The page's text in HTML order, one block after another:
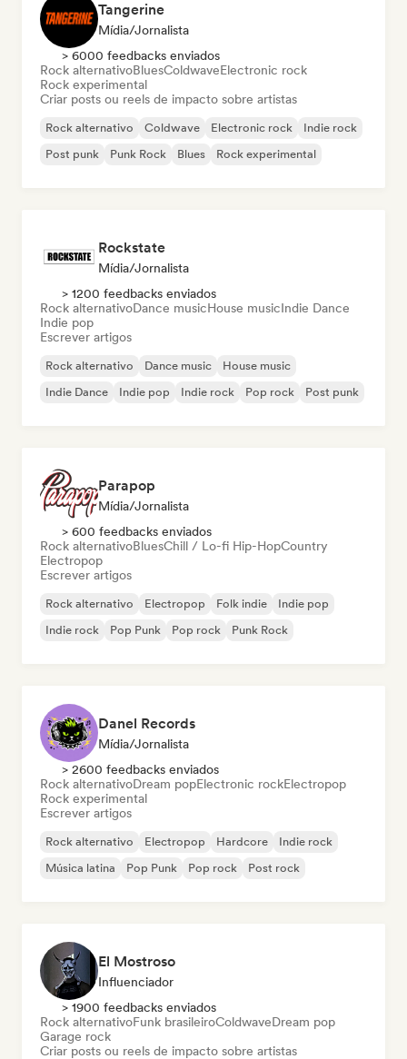
Tangerine
Mídia/Jornalista
> 6000 feedbacks enviados
Rock alternativoBluesColdwaveElectronic rock
Rock experimental
Criar posts ou reels de impacto sobre artistas
Rock alternativo Coldwave Electronic rock
Indie rock
Post punk
Punk Rock Blues Rock experimental
Rockstate
Mídia/Jornalista
> 1200 feedbacks enviados
Rock alternativoDance musicHouse musicIndie Dance
Indie pop
Escrever artigos
Rock alternativo Dance music
House music
Indie Dance
Indie pop Indie rock Pop rock Post punk
Parapop
Mídia/Jornalista
> 600 feedbacks enviados
Rock alternativoBluesChill / Lo-fi Hip-HopCountry
Electropop
Escrever artigos
Rock alternativo Electropop Folk indie
Indie pop
Indie rock
Pop Punk Pop rock Punk Rock
Danel Records
Mídia/Jornalista
> 2600 feedbacks enviados
Rock alternativoDream popElectronic rockElectropop
Rock experimental
Escrever artigos
Rock alternativo Electropop Hardcore
Indie rock
Música latina
Pop Punk Pop rock Post rock
El Mostroso
Influenciador
> 1900 feedbacks enviados
Rock alternativoFunk brasileiroColdwaveDream pop
Garage rock
Criar posts ou reels de impacto sobre artistas